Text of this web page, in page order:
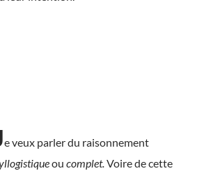
e veux parler du raisonnement
ou complet. Voire de cette